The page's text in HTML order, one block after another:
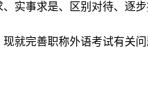
实事求是、区别对待、逐
就完善职称外语考试有关